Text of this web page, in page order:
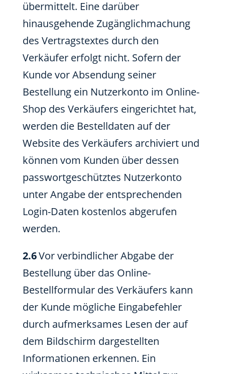
übermittelt. Eine darüber
hinausgehende Zugänglichmachung
des Vertragstextes durch den
Verkäufer erfolgt nicht. Sofern der
Kunde vor Absendung seiner
Bestellung ein Nutzerkonto im Online-
Shop des Verkäufers eingerichtet hat,
werden die Bestelldaten auf der
Website des Verkäufers archiviert und
können vom Kunden über dessen
passwortgeschütztes Nutzerkonto
unter Angabe der entsprechenden
Login-Daten kostenlos abgerufen
werden.
2.6Vor verbindlicher Abgabe der
Bestellung über das Online-
Bestellformular des Verkäufers kann
der Kunde mögliche Eingabefehler
durch aufmerksames Lesen der auf
dem Bildschirm dargestellten
Informationen erkennen. Ein